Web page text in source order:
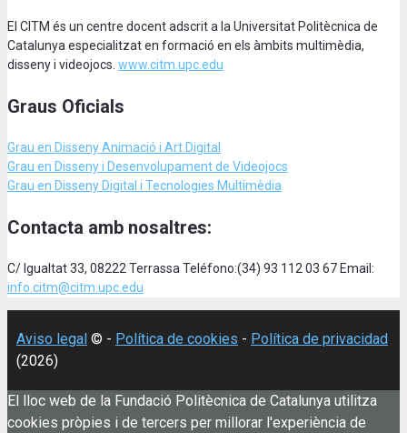
El CITM és un centre docent adscrit a la Universitat Politècnica de
Catalunya especialitzat en formació en els àmbits multimèdia,
disseny i videojocs. www.citm.upc.edu
Graus Oficials
Grau en Disseny Animació i Art Digital
Grau en Disseny i Desenvolupament de Videojocs
Grau en Disseny Digital i Tecnologies Multimèdia
Contacta amb nosaltres:
C/ Igualtat 33, 08222 Terrassa Teléfono:(34) 93 112 03 67 Email:
info.citm@citm.upc.edu
Aviso legal © - Política de cookies - Política de privacidad
(2026)
El lloc web de la Fundació Politècnica de Catalunya utilitza
cookies pròpies i de tercers per millorar l'experiència de